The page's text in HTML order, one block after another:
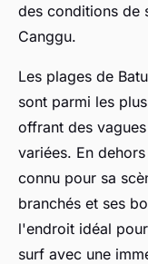
des conditions de
Canggu.
Les plages de
sont parmi les
offrant des
variées. En
connu pour sa
branchés et ses
l'endroit idéal
surf avec une